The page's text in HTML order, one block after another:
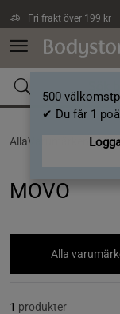
Fri frakt över 199 kr
500
✔ Du får 1
AllaVarumärken /
MOVO
Alla
1 produkter